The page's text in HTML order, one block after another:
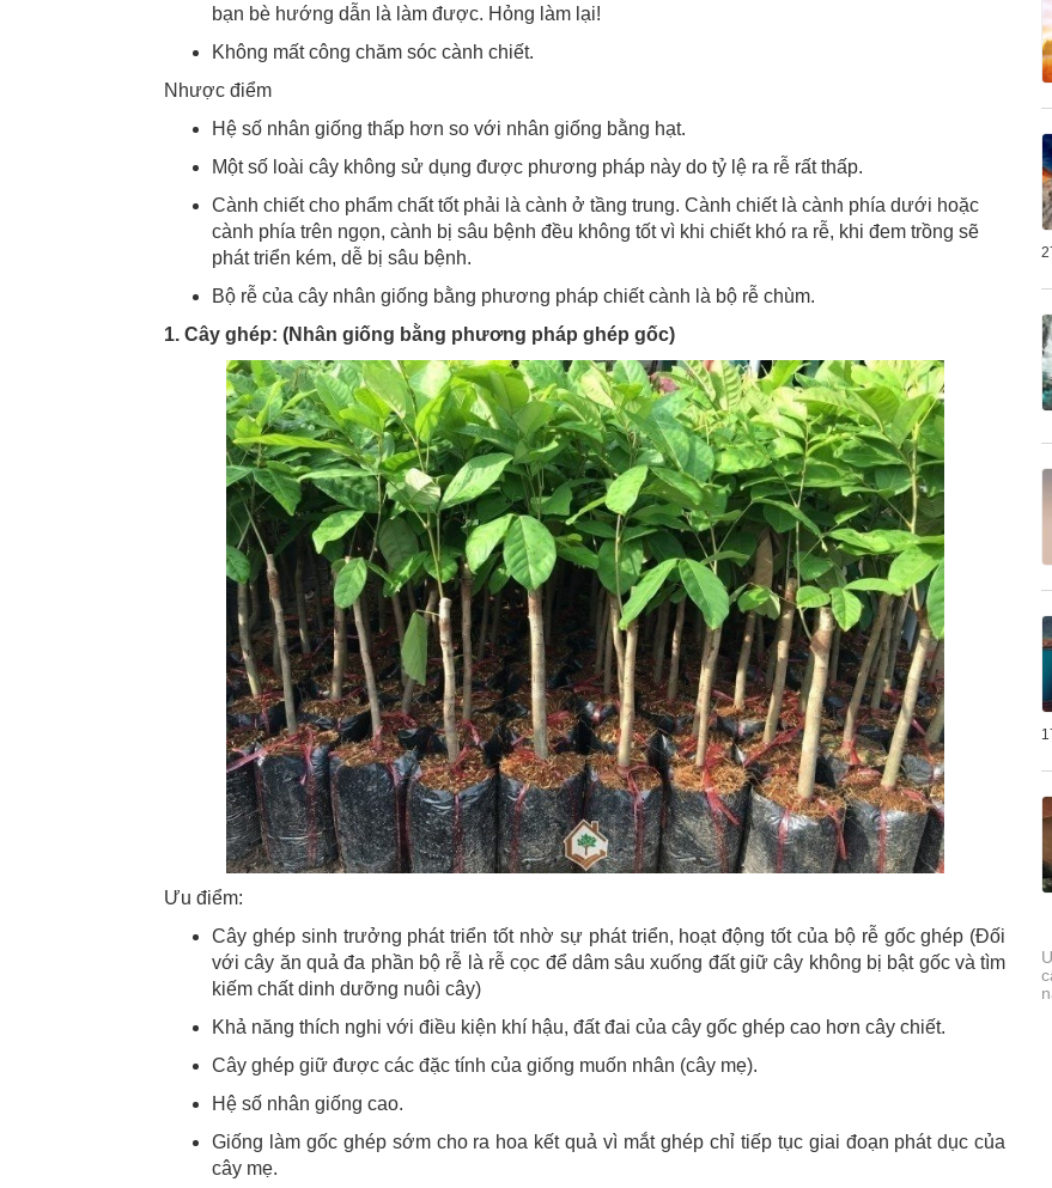
bạn bè hướng dẫn là làm được. Hỏng làm lại!
Không mất công chăm sóc cành chiết.
Nhược điểm
Hệ số nhân giống thấp hơn so với nhân giống bằng hạt.
Một số loài cây không sử dụng được phương pháp này do tỷ lệ ra rễ rất thấp.
Cành chiết cho phẩm chất tốt phải là cành ở tầng trung. Cành chiết là cành phía dưới hoặc
cành phía trên ngọn, cành bị sâu bệnh đều không tốt vì khi chiết khó ra rễ, khi đem trồng sẽ
phát triển kém, dễ bị sâu bệnh.
Bộ rễ của cây nhân giống bằng phương pháp chiết cành là bộ rễ chùm.
1. Cây ghép: (Nhân giống bằng phương pháp ghép gốc)
Ưu điểm:
Cây ghép sinh trưởng phát triển tốt nhờ sự phát triển, hoạt động tốt của bộ rễ gốc ghép (Đối
với cây ăn quả đa phần bộ rễ là rễ cọc để dâm sâu xuống đất giữ cây không bị bật gốc và tìm
kiếm chất dinh dưỡng nuôi cây)
Khả năng thích nghi với điều kiện khí hậu, đất đai của cây gốc ghép cao hơn cây chiết.
Cây ghép giữ được các đặc tính của giống muốn nhân (cây mẹ).
Hệ số nhân giống cao.
Giống làm gốc ghép sớm cho ra hoa kết quả vì mắt ghép chỉ tiếp tục giai đoạn phát dục của
cây mẹ.